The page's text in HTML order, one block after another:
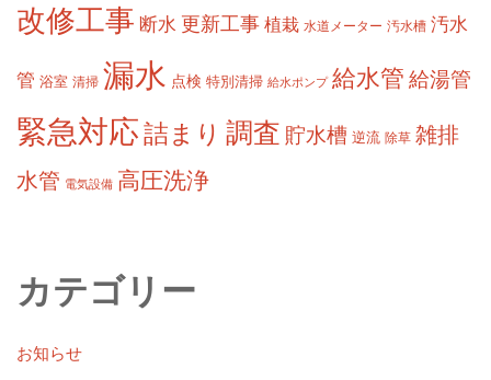
改修工事 断水 更新工事 植栽 水道メーター 汚水槽 汚水
管 浴室 清掃 漏水 点検 特別清掃 給水ポンプ 給水管 給湯管
緊急対応詰まり 調査 貯水槽 逆流 除草 雑排
水管 電気設備 高圧洗浄
カテゴリー
お知らせ